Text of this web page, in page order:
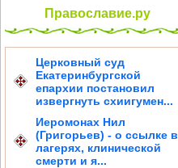
Православие.ру
Церковный суд
Екатеринбургской
епархии постановил
извергнуть схиигумен...
Иеромонах Нил
(Григорьев) - о ссылке в
лагерях, клинической
смерти и я...